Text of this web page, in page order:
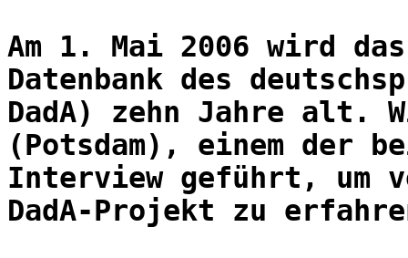
Am 1. Mai 2006 wird
Datenbank des
DadA) zehn Jahre alt.
(Potsdam), einem der
Interview geführt, um
DadA-Projekt zu